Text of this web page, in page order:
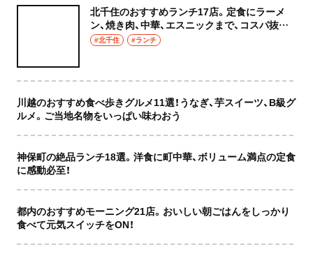
北千住のおすすめランチ17店。定食にラーメ
ン、焼き肉、中華、エスニックまで、コスパ抜群
な店もおしゃれな店も網羅してご紹介！
#北千住 #ランチ
川越のおすすめ食べ歩きグルメ11選！うなぎ、芋スイーツ、B級グ
ルメ。ご当地名物をいっぱい味わおう
神保町の絶品ランチ18選。洋食に町中華、ボリューム満点の定食
に感動必至！
都内のおすすめモーニング21店。おいしい朝ごはんをしっかり
食べて元気スイッチをON！